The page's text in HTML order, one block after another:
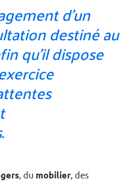
d’un
destiné au
qu’il dispose
, du mobilier, des